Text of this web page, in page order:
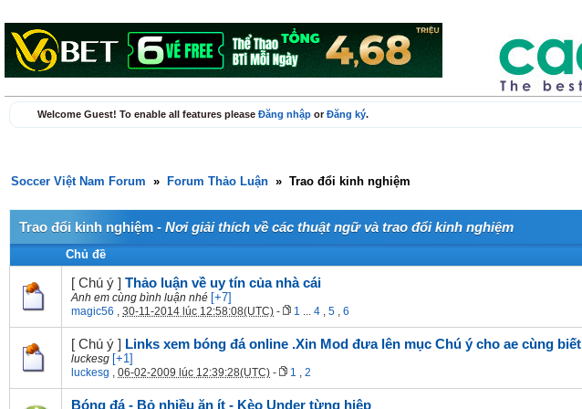
Welcome Guest! To enable all features please Đăng nhập orĐăng ký.
Soccer Việt Nam Forum » Forum Thảo Luận » Trao đổi kinh nghiệm
Trao đổi kinh nghiệm - Nơi giải thích về các thuật ngữ và trao đổi kinh nghiệm
Chủ đề
[ Chú ý ] Thảo luận về uy tín của nhà cái
Anh em cùng bình luận nhé [+7]
magic56 , 30-11-2014 lúc 12:58:08(UTC) - 1 ... 4 , 5 , 6
[ Chú ý ] Links xem bóng đá online .Xin Mod đưa lên mục Chú ý cho ae cùng biết
luckesg [+1]
luckesg , 06-02-2009 lúc 12:39:28(UTC) - 1 , 2
Bóng đá - Bỏ nhiều ăn ít - Kèo Under từng hiệp